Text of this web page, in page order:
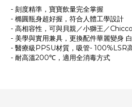
- 刻度精準，寶寶飲量完全掌握
- 橢圓瓶身超好握，符合人體工學設計
- 高相容性，可與貝親／小獅王／
- 美學與實用兼具，更換配件華麗變身
- 醫療級PPSU材質，吸管- 100%LSR
- 耐高溫200℃，適用全消毒方式